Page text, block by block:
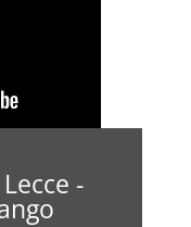
-